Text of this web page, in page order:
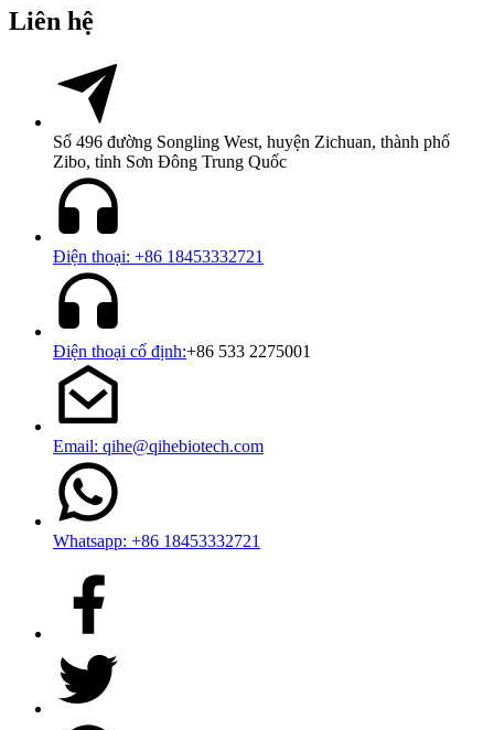
Liên hệ
Số 496 đường Songling West, huyện Zichuan, thành phố
Zibo, tỉnh Sơn Đông Trung Quốc
Điện thoại: +86 18453332721
Điện thoại cố định:+86 533 2275001
Email: qihe@qihebiotech.com
Whatsapp: +86 18453332721